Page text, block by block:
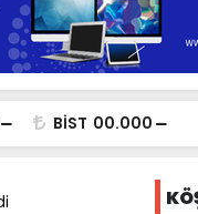
BİST 00.000